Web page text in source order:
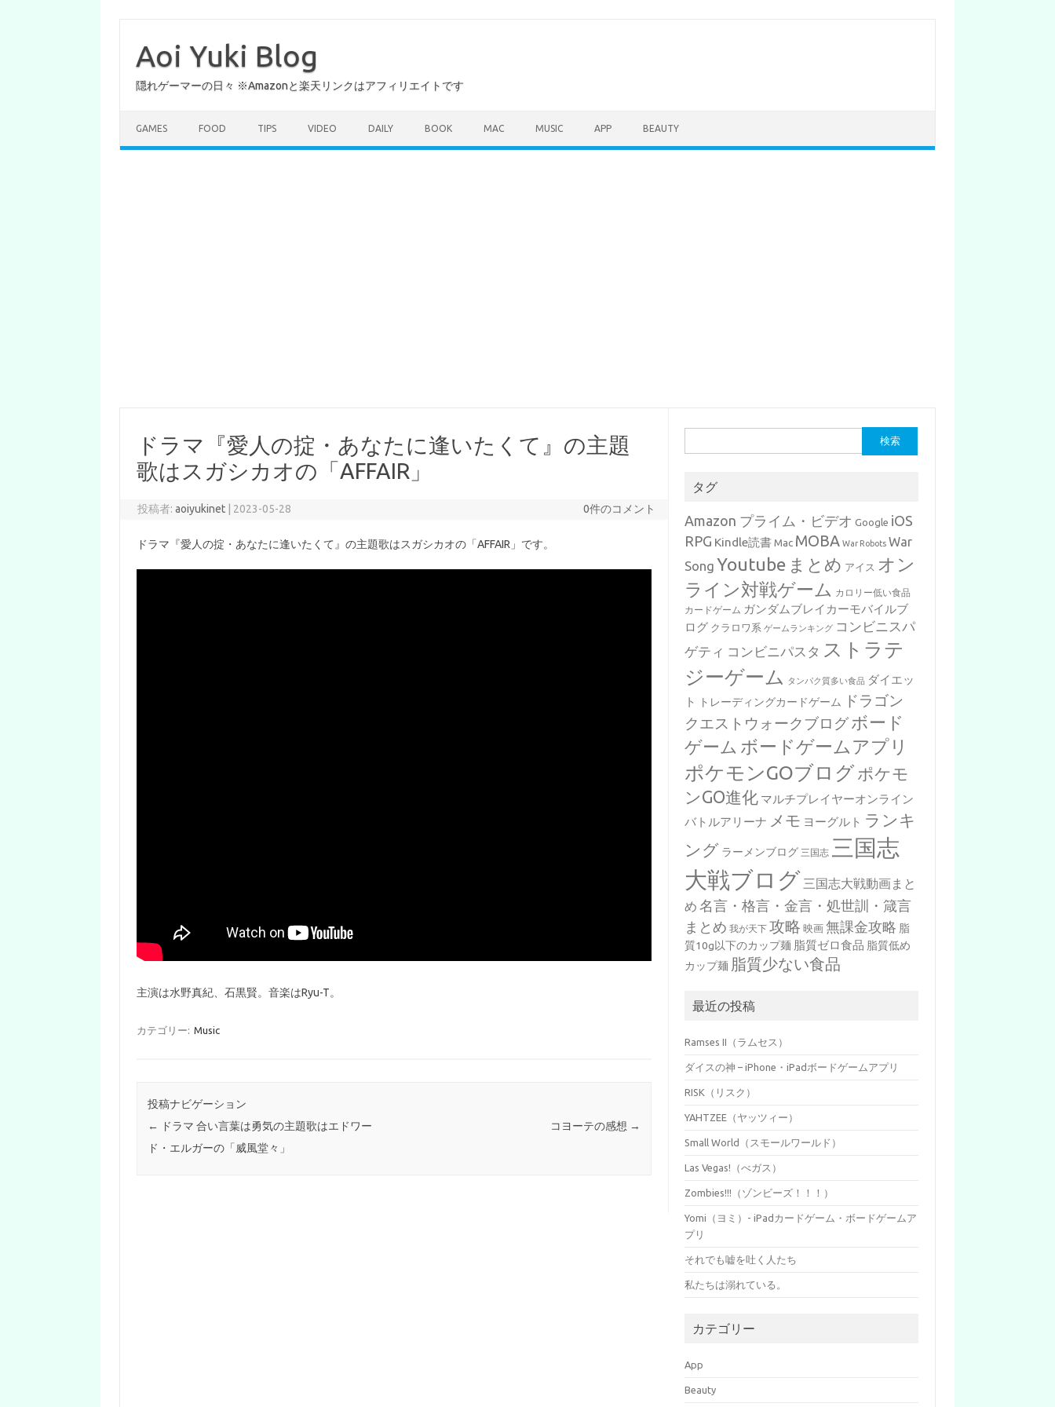
Aoi Yuki Blog
隠れゲーマーの日々 ※Amazonと楽天リンクはアフィリエイトです
GAMES FOOD TIPS VIDEO DAILY BOOK MAC MUSIC APP BEAUTY
ドラマ『愛人の掟・あなたに逢いたくて』の主題
歌はスガシカオの「AFFAIR」
投稿者:aoiyukinet 2023-05-28 0件のコメント
ドラマ『愛人の掟・あなたに逢いたくて』の主題歌はスガシカオの「AFFAIR」です。
主演は水野真紀、石黒賢。音楽はRyu-T。
カテゴリー: Music
投稿ナビゲーション
←
ドラマ 合い言葉は勇気の主題歌はエドワー
ド・エルガーの「威風堂々」
コヨーテの感想 →
索:
タグ
Amazon プライム・ビデオ Google iOS
RPG Kindle読書 Mac MOBA War Robots War
Song Youtube まとめ アイス オン
ライン対戦ゲーム カロリー低い食品
カードゲーム ガンダムブレイカーモバイルブ
ログ クラロワ系 ゲームランキング コンビニスパ
ゲティ コンビニパスタ ストラテ
ジーゲーム
タンパク質多い食品 ダイエッ
ト
トレーディングカードゲーム
ドラゴン
クエストウォークブログボード
ゲーム ボードゲームアプリ
ポケモンGOブログポケモ
ンGO進化 マルチプレイヤーオンライン
バトルアリーナ メモ ヨーグルト ランキ
ング ラーメンブログ 三国志 三国志
大戦ブログ 三国志大戦動画まと
め 名言・格言・金言・処世訓・箴言
まとめ 我が天下 攻略 映画 無課金攻略 脂
質10g以下のカップ麺 脂質ゼロ食品 脂質低め
カップ麺 脂質少ない食品
最近の投稿
Ramses II（ラムセス）
ダイスの神 – iPhone・iPadボードゲームアプリ
RISK（リスク）
YAHTZEE（ヤッツィー）
Small World（スモールワールド）
Las Vegas!（べガス）
Zombies!!!（ゾンビーズ！！！）
Yomi（ヨミ）- iPadカードゲーム・ボードゲームア
プリ
それでも嘘を吐く人たち
私たちは溺れている。
カテゴリー
App
Beauty